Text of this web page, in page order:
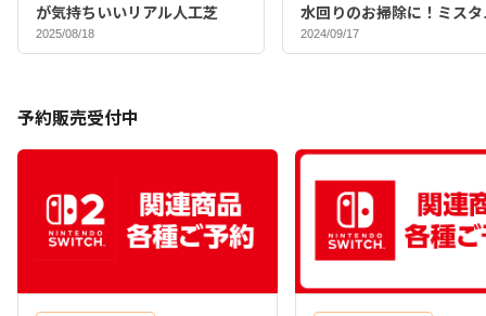
が気持ちいいリアル人工芝
2025/08/18
水回りのお掃除に！ミスタ
マックスバイヤーおすすめ
ポンジ♪
2024/09/17
予約販売受付中